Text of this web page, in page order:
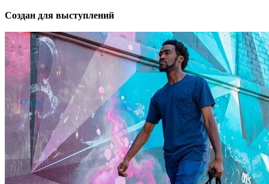
Создан для выступлений